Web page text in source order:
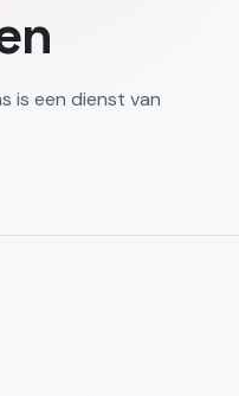
is een dienst van